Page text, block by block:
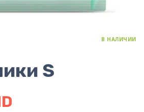
В НАЛИЧИИ
S